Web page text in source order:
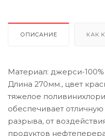
ОПИСАНИЕ КАК
Материал: джерси-
Длина 270мм., цвет
тяжелое
обеспечивает
разрыва, от
продуктов